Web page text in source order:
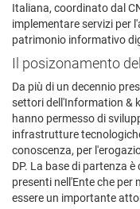
Italiana, coordinato dal
implementare servizi per
patrimonio informativo
Il posizonamento
Da più di un decennio
settori dell'Information &
hanno permesso di
infrastrutture
conoscenza, per
DP. La base di partenza
presenti nell'Ente che per
essere un importante